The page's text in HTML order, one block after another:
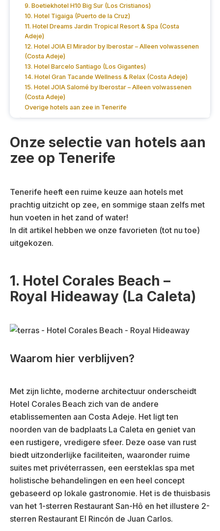
9. Boetiekhotel H10 Big Sur (Los Cristianos)
10. Hotel Tigaiga (Puerto de la Cruz)
11. Hotel Dreams Jardin Tropical Resort & Spa (Costa
Adeje)
12. Hotel JOIA El Mirador by Iberostar – Alleen volwassenen
(Costa Adeje)
13. Hotel Barcelo Santiago (Los Gigantes)
14. Hotel Gran Tacande Wellness & Relax (Costa Adeje)
15. Hotel JOIA Salomé by Iberostar – Alleen volwassenen
(Costa Adeje)
Overige hotels aan zee in Tenerife
Onze selectie van hotels aan
zee op Tenerife
Tenerife heeft een ruime keuze aan hotels met
prachtig uitzicht op zee, en sommige staan zelfs met
hun voeten in het zand of water!
In dit artikel hebben we onze favorieten (tot nu toe)
uitgekozen.
1. Hotel Corales Beach –
Royal Hideaway (La Caleta)
Waarom hier verblijven?
Met zijn lichte, moderne architectuur onderscheidt
Hotel Corales Beach zich van de andere
etablissementen aan Costa Adeje. Het ligt ten
noorden van de badplaats La Caleta en geniet van
een rustigere, vredigere sfeer. Deze oase van rust
biedt uitzonderlijke faciliteiten, waaronder ruime
suites met privéterrassen, een eersteklas spa met
holistische behandelingen en een heel concept
gebaseerd op lokale gastronomie. Het is de thuisbasis
van het 1-sterren Restaurant San-Hô en het illustere 2-
sterren Restaurant El Rincón de Juan Carlos.